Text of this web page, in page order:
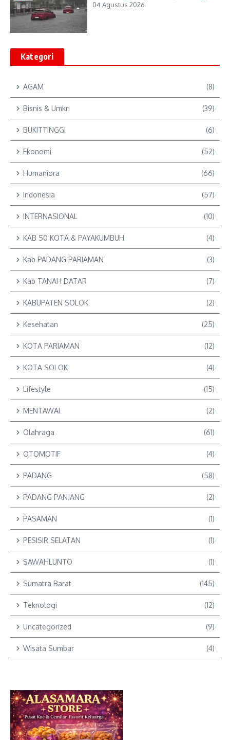
04 Agustus 2026
Kategori
AGAM (8)
Bisnis & Umkn (39)
BUKITTINGGI (6)
Ekonomi (52)
Humaniora (66)
Indonesia (57)
INTERNASIONAL (10)
KAB 50 KOTA & PAYAKUMBUH (4)
Kab PADANG PARIAMAN (3)
Kab TANAH DATAR (7)
KABUPATEN SOLOK (2)
Kesehatan (25)
KOTA PARIAMAN (12)
KOTA SOLOK (4)
Lifestyle (15)
MENTAWAI (2)
Olahraga (61)
OTOMOTIF (4)
PADANG (58)
PADANG PANJANG (2)
PASAMAN (1)
PESISIR SELATAN (1)
SAWAHLUNTO (1)
Sumatra Barat (145)
Teknologi (12)
Uncategorized (9)
Wisata Sumbar (4)